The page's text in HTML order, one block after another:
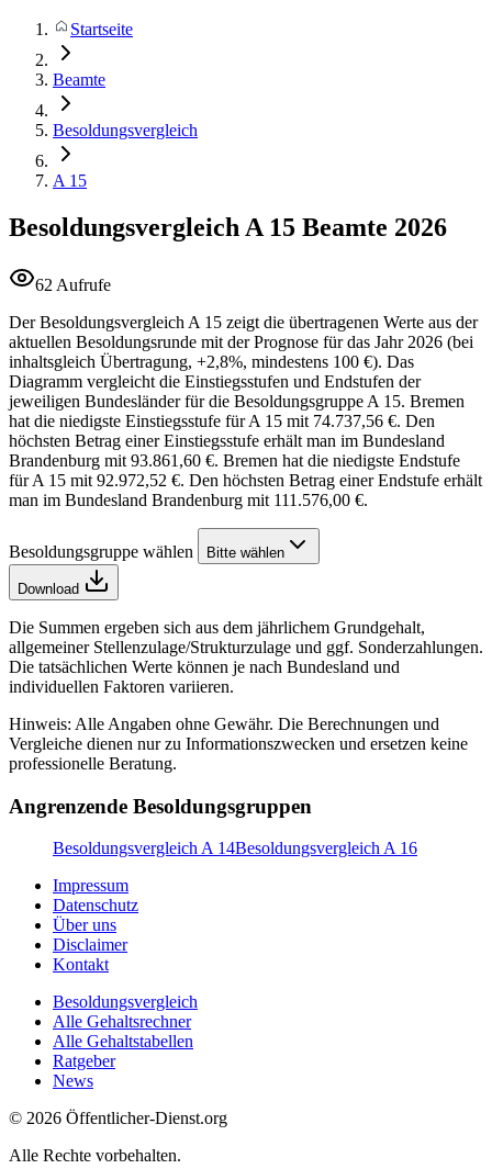
Startseite
Beamte
Besoldungsvergleich
A 15
Besoldungsvergleich A 15 Beamte 2026
62 Aufrufe
Der Besoldungsvergleich A 15 zeigt die übertragenen Werte aus der
aktuellen Besoldungsrunde mit der Prognose für das Jahr 2026 (bei
inhaltsgleich Übertragung, +2,8%, mindestens 100 €). Das
Diagramm vergleicht die Einstiegsstufen und Endstufen der
jeweiligen Bundesländer für die Besoldungsgruppe A 15. Bremen
hat die niedigste Einstiegsstufe für A 15 mit 74.737,56 €. Den
höchsten Betrag einer Einstiegsstufe erhält man im Bundesland
Brandenburg mit 93.861,60 €. Bremen hat die niedigste Endstufe
für A 15 mit 92.972,52 €. Den höchsten Betrag einer Endstufe erhält
man im Bundesland Brandenburg mit 111.576,00 €.
Besoldungsgruppe wählen Bitte wählen
Download
Die Summen ergeben sich aus dem jährlichem Grundgehalt,
allgemeiner Stellenzulage/Strukturzulage und ggf. Sonderzahlungen.
Die tatsächlichen Werte können je nach Bundesland und
individuellen Faktoren variieren.
Hinweis: Alle Angaben ohne Gewähr. Die Berechnungen und
Vergleiche dienen nur zu Informationszwecken und ersetzen keine
professionelle Beratung.
Angrenzende Besoldungsgruppen
Besoldungsvergleich A 14Besoldungsvergleich A 16
Impressum
Datenschutz
Über uns
Disclaimer
Kontakt
Besoldungsvergleich
Alle Gehaltsrechner
Alle Gehaltstabellen
Ratgeber
News
© 2026 Öffentlicher-Dienst.org
Alle Rechte vorbehalten.